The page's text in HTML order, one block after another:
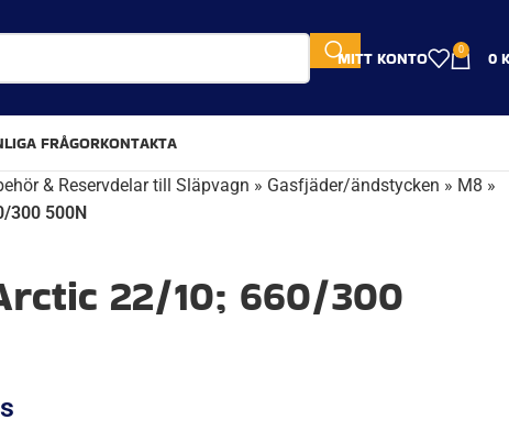
MITT KONTO 0 0
FRÅGORKONTAKTA
& Reservdelar till Släpvagn » Gasfjäder/ändstycken » M8 »
300 500N
22/10; 660/300